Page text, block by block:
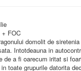
+ FOC
domolit de
Intotdeauna in
de a fi oarecum iritat si
toate grupurile datorita